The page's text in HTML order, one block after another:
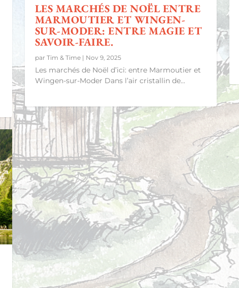
LES MARCHÉS DE NOËL ENTRE
MARMOUTIER ET WINGEN-
SUR-MODER: ENTRE MAGIE ET
SAVOIR-FAIRE.
par Tim & Time| Nov 9, 2025
Les marchés de Noël d’ici: entre Marmoutier et
Wingen-sur-Moder Dans l’air cristallin de...